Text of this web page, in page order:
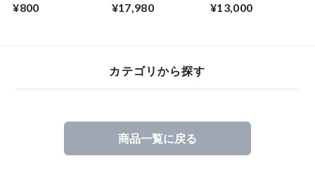
方・九州地方）
¥800 ¥17,980
白赤 ３本立ち ３
¥13,000
カテゴリから探す
商品一覧に戻る